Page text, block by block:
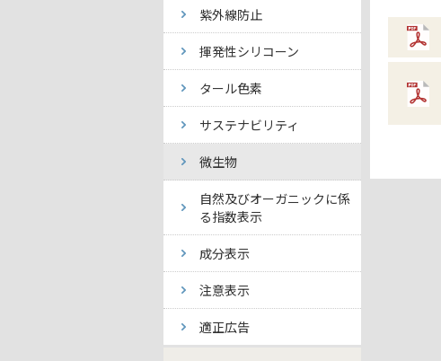
紫外線防止
揮発性シリコーン
タール色素
サステナビリティ
微生物
自然及びオーガニックに係
る指数表示
成分表示
注意表示
適正広告